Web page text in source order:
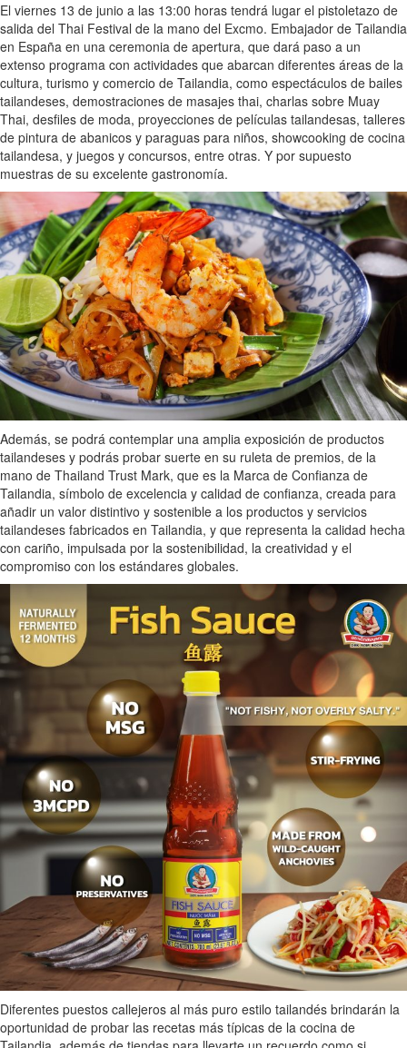
El viernes 13 de junio a las 13:00 horas tendrá lugar el pistoletazo de
salida del Thai Festival de la mano del Excmo. Embajador de Tailandia
en España en una ceremonia de apertura, que dará paso a un
extenso programa con actividades que abarcan diferentes áreas de la
cultura, turismo y comercio de Tailandia, como espectáculos de bailes
tailandeses, demostraciones de masajes thai, charlas sobre Muay
Thai, desfiles de moda, proyecciones de películas tailandesas, talleres
de pintura de abanicos y paraguas para niños, showcooking de cocina
tailandesa, y juegos y concursos, entre otras. Y por supuesto
muestras de su excelente gastronomía.
Además, se podrá contemplar una amplia exposición de productos
tailandeses y podrás probar suerte en su ruleta de premios, de la
mano de Thailand Trust Mark, que es la Marca de Confianza de
Tailandia, símbolo de excelencia y calidad de confianza, creada para
añadir un valor distintivo y sostenible a los productos y servicios
tailandeses fabricados en Tailandia, y que representa la calidad hecha
con cariño, impulsada por la sostenibilidad, la creatividad y el
compromiso con los estándares globales.
Diferentes puestos callejeros al más puro estilo tailandés brindarán la
oportunidad de probar las recetas más típicas de la cocina de